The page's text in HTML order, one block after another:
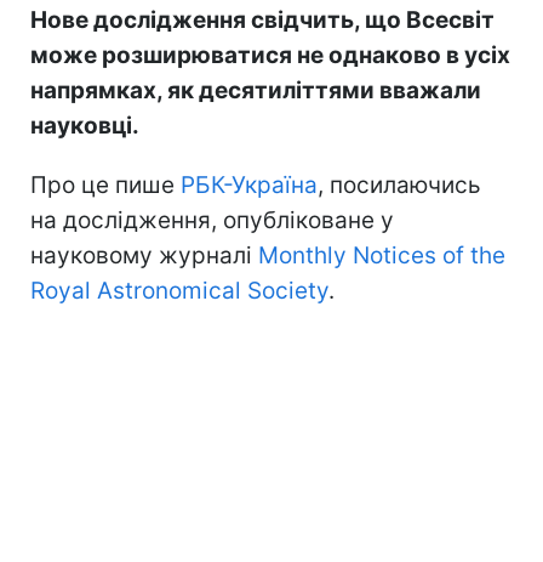
Нове дослідження свідчить, що Всесвіт
може розширюватися не однаково в усіх
напрямках, як десятиліттями вважали
науковці.
Про це пише РБК-Україна, посилаючись
на дослідження, опубліковане у
науковому журналі Monthly Notices of the
Royal Astronomical Society.